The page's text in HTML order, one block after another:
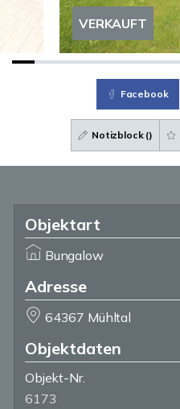
VERKAUFT
Facebook
Notizblock ()
Objektart
Bungalow
Adresse
64367 Mühltal
Objektdaten
Objekt-Nr.
6173